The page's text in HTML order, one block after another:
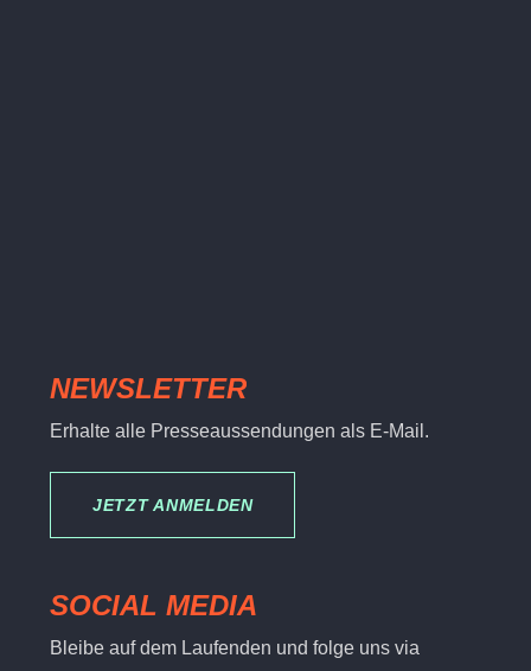
NEWSLETTER
Erhalte alle Presseaussendungen als E-Mail.
JETZT ANMELDEN
SOCIAL MEDIA
Bleibe auf dem Laufenden und folge uns via